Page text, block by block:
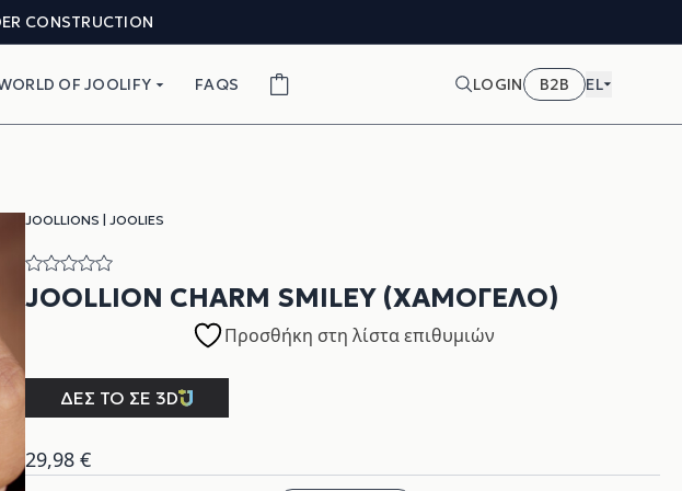
CONSTRUCTION
OF JOOLIFY FAQS LOGIN B2B EL
JOOLLIONS JOOLIES
JOOLLION CHARM SMILEY (ΧΑΜΌΓΕΛΟ)
Προσθήκη στη λίστα επιθυμιών